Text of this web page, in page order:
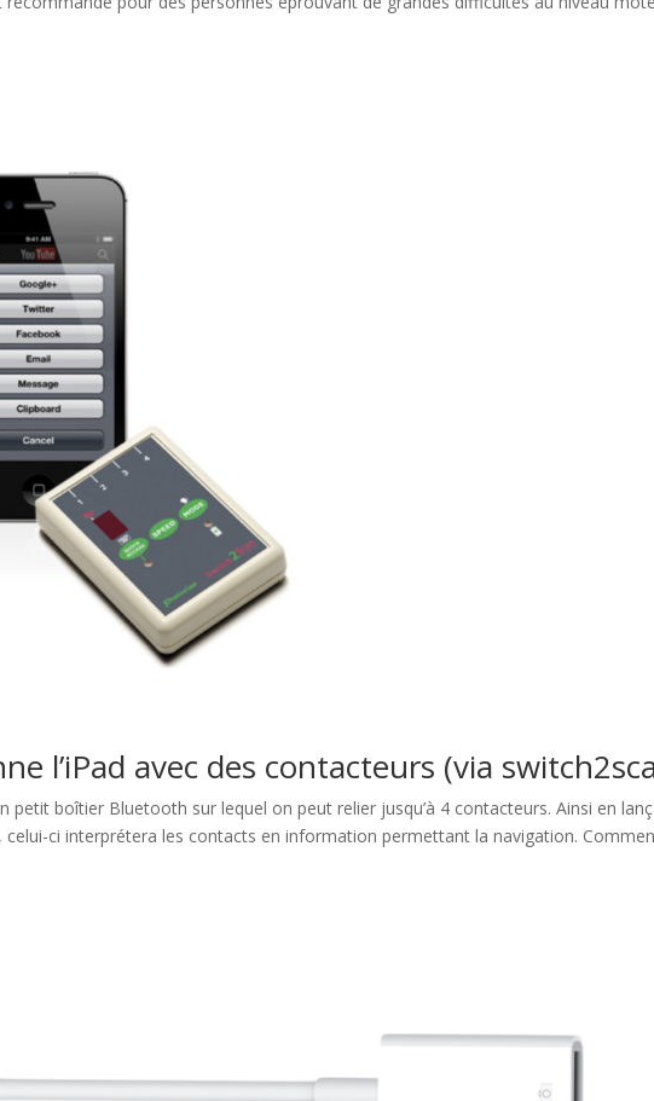
l’iPad avec des contacteurs (via
petit boîtier Bluetooth sur lequel on peut relier jusqu’à 4 contacteurs. Ainsi en
celui-ci interprétera les contacts en information permettant la navigation.